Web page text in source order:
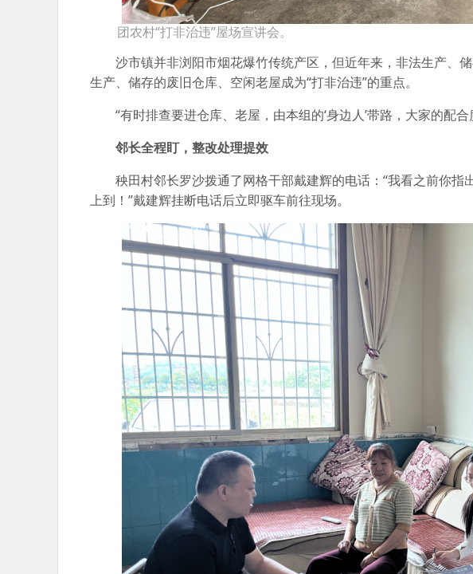
团农村“打非治违”屋场宣讲会。
沙市镇并非浏阳市烟花爆竹传统产区，但近年来，非法生产、
生产、储存的废旧仓库、空闲老屋成为“打非治违”的重点。
“有时排查要进仓库、老屋，由本组的‘身边人’带路，大家的配合
邻长全程盯，整改处理提效
秧田村邻长罗沙拨通了网格干部戴建辉的电话：“我看之前你指
上到！”戴建辉挂断电话后立即驱车前往现场。